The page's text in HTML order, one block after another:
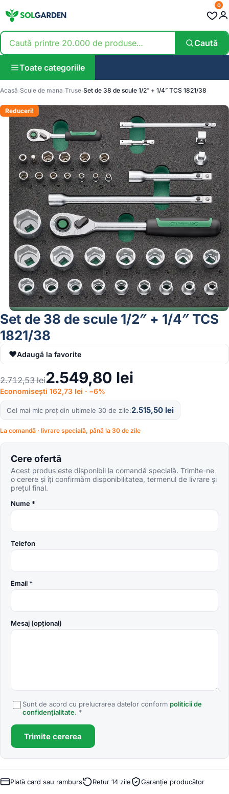
Caută
0
Toate categoriile
Acasă Scule de mana Truse Set de 38 de scule 1/2″ + 1/4″ TCS 1821/38
Reduceri!
Set de 38 de scule 1/2″ + 1/4″ TCS
1821/38
♥Adaugă la favorite
2.712,53lei2.549,80 lei
Economisești 162,73 lei · −6%
Cel mai mic preț din ultimele 30 de zile 2.515,50 lei
La comandă · livrare specială, până la 30 de zile
Cere ofertă
Acest produs este disponibil la comandă specială. Trimite-ne
o cerere și îți confirmăm disponibilitatea, termenul de livrare și
prețul final.
Nume *
Telefon
Email *
Mesaj (opțional)
Sunt de acord cu prelucrarea datelor conform politicii de
confidențialitate. *
Trimite cererea
Plată card sau ramburs Retur 14 zile Garanție producător